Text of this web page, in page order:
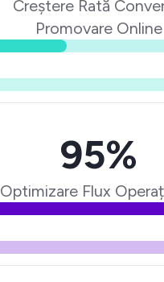
Creștere Rată
Promovare Online
95%
Optimizare Flux